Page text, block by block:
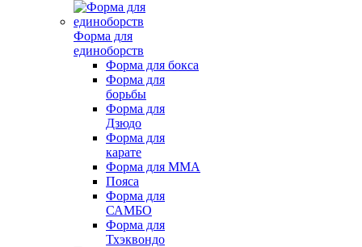
Форма для
единоборств
Форма для бокса
Форма для
борьбы
Форма для
Дзюдо
Форма для
карате
Форма для MMA
Пояса
Форма для
САМБО
Форма для
Тхэквондо